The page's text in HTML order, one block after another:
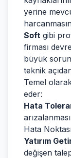
yerine
Soft gibi
firması
büyük
teknik
Temel
eder:
Hata
Hata
Yatırım
değişen